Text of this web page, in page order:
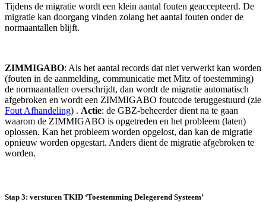
Tijdens de migratie wordt een klein aantal fouten geaccepteerd. De
migratie kan doorgang vinden zolang het aantal fouten onder de
normaantallen blijft.
ZIMMIGABO: Als het aantal records dat niet verwerkt kan worden
(fouten in de aanmelding, communicatie met Mitz of toestemming)
de normaantallen overschrijdt, dan wordt de migratie automatisch
afgebroken en wordt een ZIMMIGABO foutcode teruggestuurd (zie
Fout Afhandeling) . Actie: de GBZ-beheerder dient na te gaan
waarom de ZIMMIGABO is opgetreden en het probleem (laten)
oplossen. Kan het probleem worden opgelost, dan kan de migratie
opnieuw worden opgestart. Anders dient de migratie afgebroken te
worden.
Stap 3: versturen TKID ‘Toestemming Delegerend Systeem’